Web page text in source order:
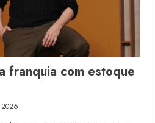
franquia com estoque